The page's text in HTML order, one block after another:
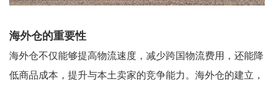
海外仓的重要性
海外仓不仅能够提高物流速度，减少跨国物流费用，还能降
低商品成本，提升与本土卖家的竞争能力。海外仓的建立，